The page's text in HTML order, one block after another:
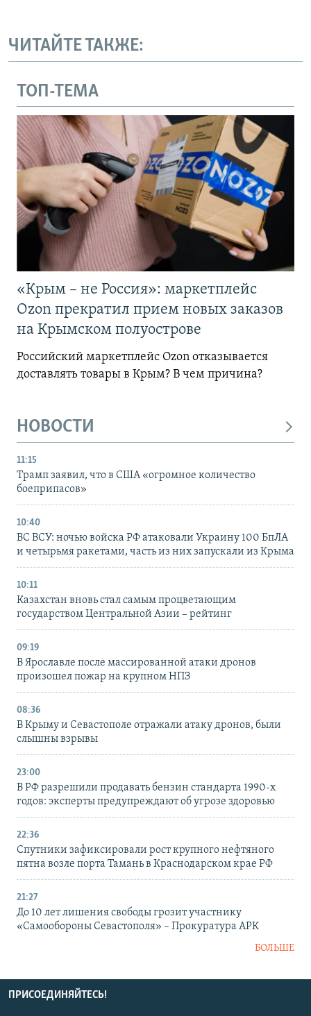
ЧИТАЙТЕ ТАКЖЕ:
ТОП-ТЕМА
«Крым – не Россия»: маркетплейс
Ozon прекратил прием новых заказов
на Крымском полуострове
Российский маркетплейс Ozon отказывается
доставлять товары в Крым? В чем причина?
НОВОСТИ
11:15
Трамп заявил, что в США «огромное количество
боеприпасов»
10:40
ВС ВСУ: ночью войска РФ атаковали Украину 100 БпЛА
и четырьмя ракетами, часть из них запускали из Крыма
10:11
Казахстан вновь стал самым процветающим
государством Центральной Азии – рейтинг
09:19
В Ярославле после массированной атаки дронов
произошел пожар на крупном НПЗ
08:36
В Крыму и Севастополе отражали атаку дронов, были
слышны взрывы
23:00
В РФ разрешили продавать бензин стандарта 1990-х
годов: эксперты предупреждают об угрозе здоровью
22:36
Спутники зафиксировали рост крупного нефтяного
пятна возле порта Тамань в Краснодарском крае РФ
21:27
До 10 лет лишения свободы грозит участнику
«Самообороны Севастополя» – Прокуратура АРК
БОЛЬШЕ
ПРИСОЕДИНЯЙТЕСЬ!